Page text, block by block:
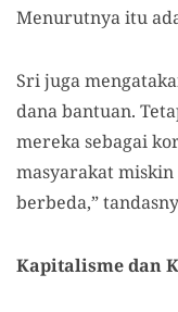
Menurutnya itu
Sri juga
dana bantuan.
mereka sebagai
masyarakat miskin
berbeda,”
Kapitalisme dan